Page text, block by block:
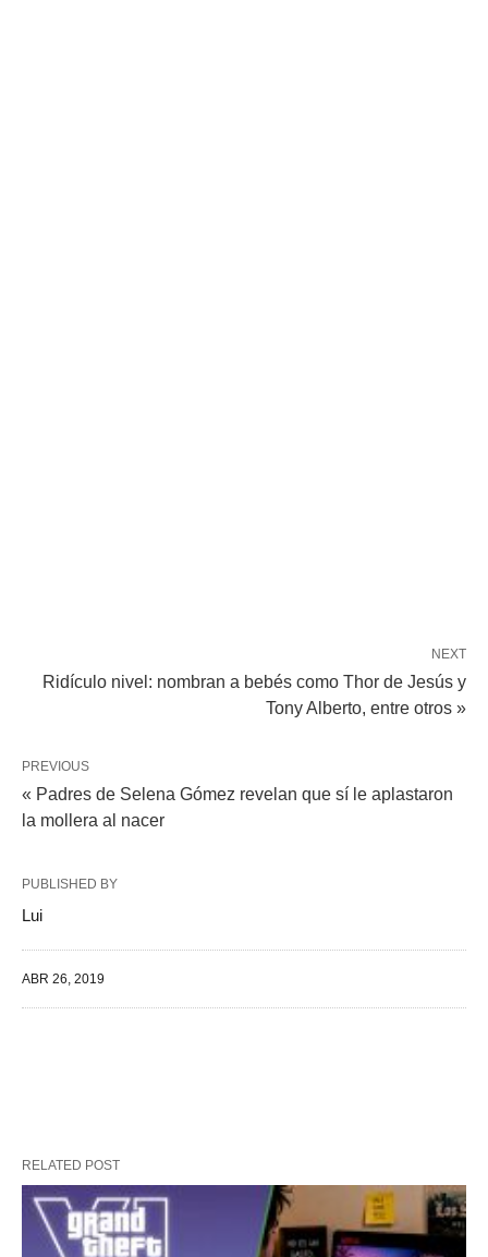
NEXT
Ridículo nivel: nombran a bebés como Thor de Jesús y
Tony Alberto, entre otros »
PREVIOUS
« Padres de Selena Gómez revelan que sí le aplastaron
la mollera al nacer
PUBLISHED BY
Lui
ABR 26, 2019
RELATED POST